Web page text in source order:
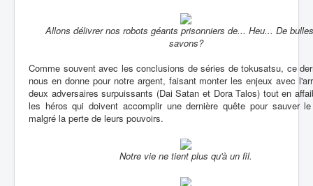
Allons délivrer nos robots géants prisonniers de... Heu... De
savons?
Comme souvent avec les conclusions de séries de tokusatsu, ce
nous en donne pour notre argent, faisant monter les enjeux avec
deux adversaires surpuissants (Dai Satan et Dora Talos) tout en
les héros qui doivent accomplir une dernière quête pour sauver
malgré la perte de leurs pouvoirs.
Notre vie ne tient plus qu'à un fil.